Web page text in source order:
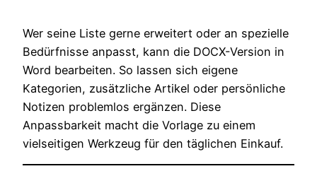
Wer seine Liste gerne erweitert oder an spezielle
Bedürfnisse anpasst, kann die DOCX-Version in
Word bearbeiten. So lassen sich eigene
Kategorien, zusätzliche Artikel oder persönliche
Notizen problemlos ergänzen. Diese
Anpassbarkeit macht die Vorlage zu einem
vielseitigen Werkzeug für den täglichen Einkauf.